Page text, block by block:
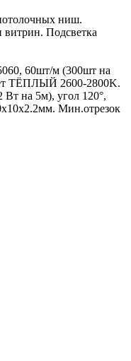
ниш.
витрин. Подсветка
60шт/м (300шт на
ТЁПЛЫЙ 2600-2800K.
на 5м), угол 120°,
Мин.отрезок